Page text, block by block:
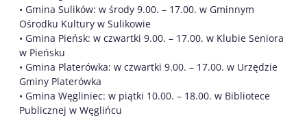
• Gmina Sulików: w środy 9.00. – 17.00. w Gminnym
Ośrodku Kultury w Sulikowie
• Gmina Pieńsk: w czwartki 9.00. – 17.00. w Klubie Seniora
w Pieńsku
• Gmina Platerówka: w czwartki 9.00. – 17.00. w Urzędzie
Gminy Platerówka
• Gmina Węgliniec: w piątki 10.00. – 18.00. w Bibliotece
Publicznej w Węglińcu